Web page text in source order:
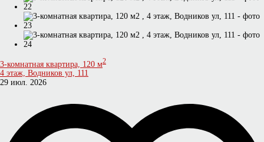
3-комнатная квартира, 120 м2
4 этаж, Водников ул, 111
29 июл. 2026